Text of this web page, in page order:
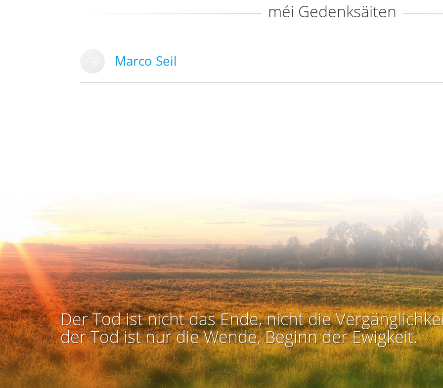
méi Gedenksäiten
Marco Seil
Der Tod ist nicht das Ende, nicht die
der Tod ist nur die Wende, Beginn der Ewigkeit.